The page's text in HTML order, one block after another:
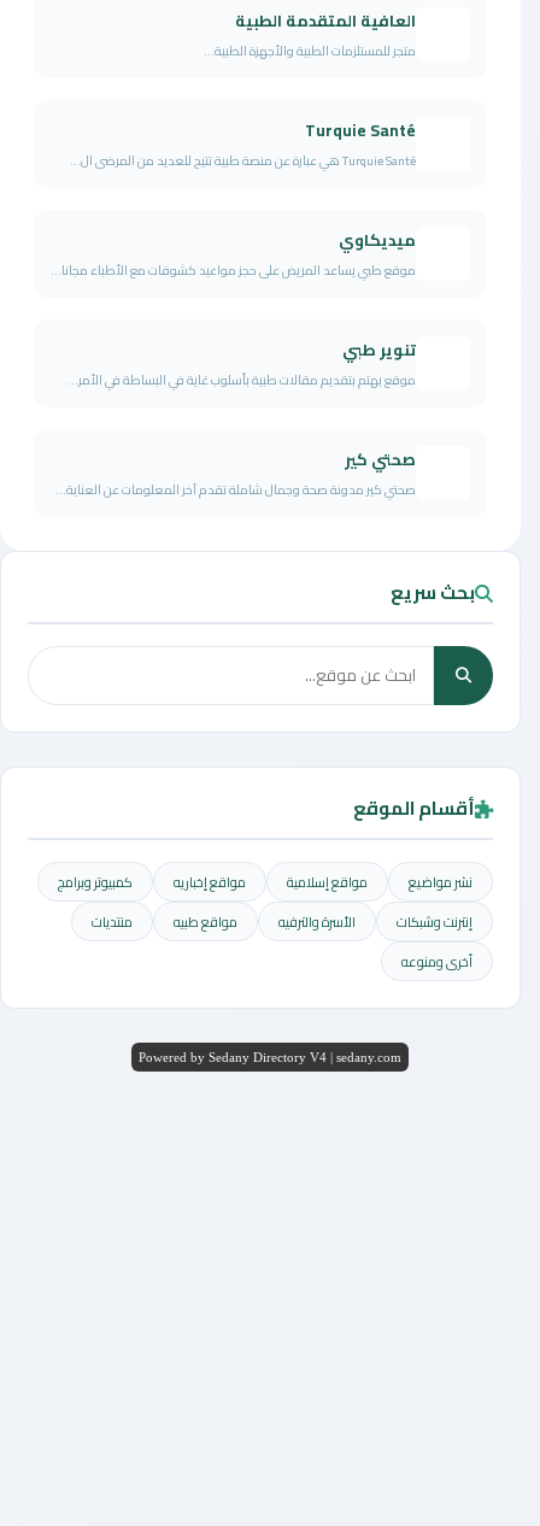
العافية المتقدمة الطبية
متجر للمستلزمات الطبية والأجهزة الطبية...
Turquie Santé
Turquie Santé هي عبارة عن منصة طبية تتيح للعديد من المرضى ال...
ميديكاوي
موقع طبي يساعد المريض على حجز مواعيد كشوفات مع الأطباء مجانا...
تنوير طبي
موقع يهتم بتقديم مقالات طبية بأسلوب غاية في البساطة في الأمر...
صحتي كير
صحتي كير مدونة صحة وجمال شاملة تقدم آخر المعلومات عن العناية...
بحث سريع
أقسام الموقع
نشر مواضيع مواقع إسلامية مواقع إخباريه
كمبيوتر وبرامج
إنترنت وشبكات
الأسرة والترفيه مواقع طبيه
منتديات
أخرى ومنوعه
Powered by Sedany Directory V4 | sedany.com